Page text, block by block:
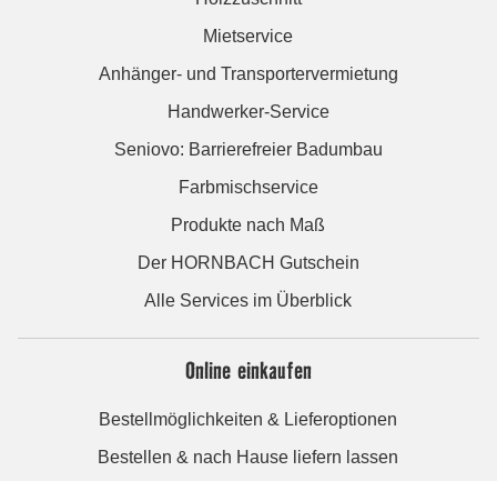
Mietservice
Anhänger- und Transportervermietung
Handwerker-Service
Seniovo: Barrierefreier Badumbau
Farbmischservice
Produkte nach Maß
Der HORNBACH Gutschein
Alle Services im Überblick
Online einkaufen
Bestellmöglichkeiten & Lieferoptionen
Bestellen & nach Hause liefern lassen